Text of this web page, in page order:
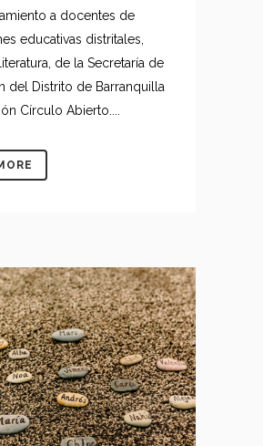
a docentes de
educativas distritales,
de la Secretaría de
del Distrito de Barranquilla
Círculo Abierto....